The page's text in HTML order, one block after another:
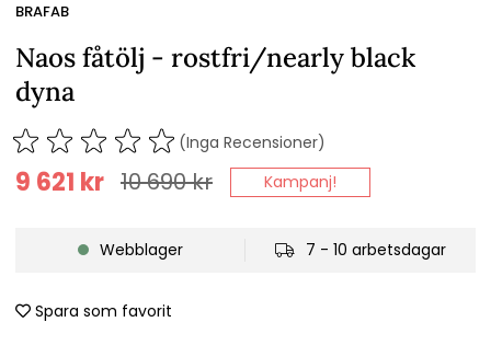
BRAFAB
Naos fåtölj - rostfri/nearly black
dyna
(Inga Recensioner)
10 690kr
9 621 kr Kampanj!
Webblager 7 - 10 arbetsdagar
Spara som favorit